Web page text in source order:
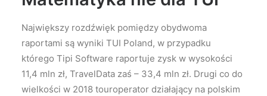
Największy rozdźwięk pomiędzy obydwoma
raportami są wyniki TUI Poland, w przypadku
którego Tipi Software raportuje zysk w wysokości
11,4 mln zł, TravelData zaś – 33,4 mln zł. Drugi co do
wielkości w 2018 touroperator działający na polskim